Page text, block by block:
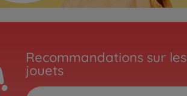
Recommandations sur les
jouets